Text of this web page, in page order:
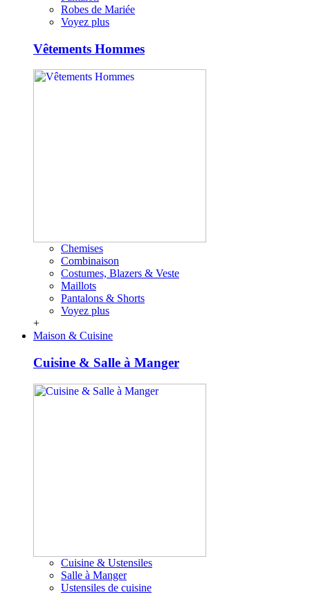
Robes de Mariée
Voyez plus
Vêtements Hommes
Chemises
Combinaison
Costumes, Blazers & Veste
Maillots
Pantalons & Shorts
Voyez plus
+
Maison & Cuisine
Cuisine & Salle à Manger
Cuisine & Ustensiles
Salle à Manger
Ustensiles de cuisine